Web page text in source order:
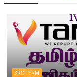
3RD TERM